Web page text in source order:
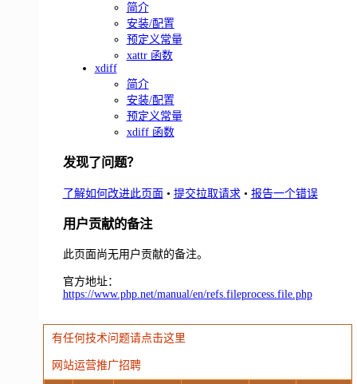
简介
安装/配置
预定义常量
xattr 函数
xdiff
简介
安装/配置
预定义常量
xdiff 函数
发现了问题？
了解如何改进此页面• 提交拉取请求• 报告一个错误
用户贡献的备注
此页面尚无用户贡献的备注。
官方地址：
https://www.php.net/manual/en/refs.fileprocess.file.php
有任何技术问题请点击这里
网站运营推广招聘